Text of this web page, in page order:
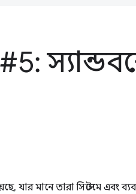
যার মানে তারা সিস্টেমে এবং